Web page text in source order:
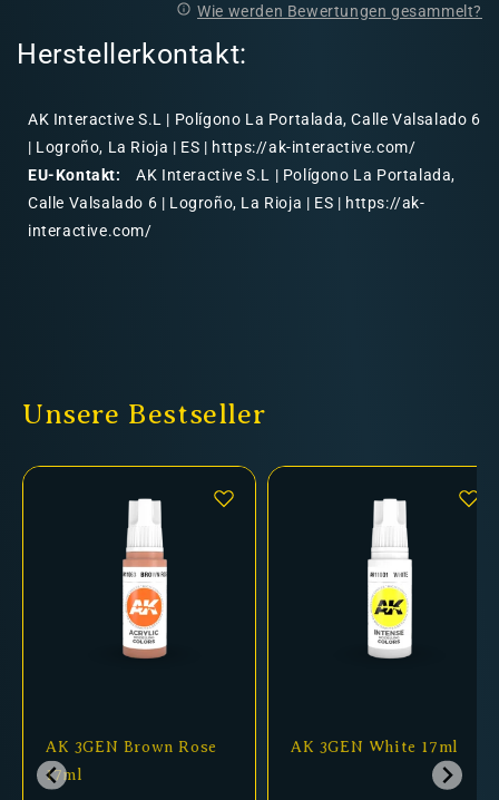
Wie werden Bewertungen gesammelt?
Herstellerkontakt:
AK Interactive S.L | Polígono La Portalada, Calle Valsalado 6
| Logroño, La Rioja | ES | https://ak-interactive.com/
EU-Kontakt:
AK Interactive S.L | Polígono La Portalada,
Calle Valsalado 6 | Logroño, La Rioja | ES | https://ak-
interactive.com/
Unsere Bestseller
AK 3GEN Brown Rose
17ml
AK 3GEN White 17ml